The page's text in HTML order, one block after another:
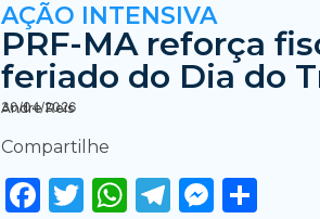
AÇÃO INTENSIVA
PRF-MA reforça
feriado do Dia do
Andre Reis
30/04/2026
Compartilhe
Facebook
Twitter
WhatsApp
Telegram